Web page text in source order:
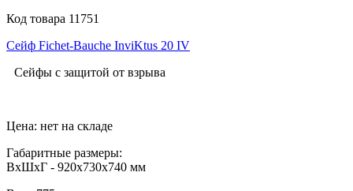
Код товара 11751
Сейф Fichet-Bauche InviKtus 20 IV
Сейфы с защитой от взрыва
Цена: нет на складе
Габаритные размеры:
ВхШхГ - 920х730х740 мм